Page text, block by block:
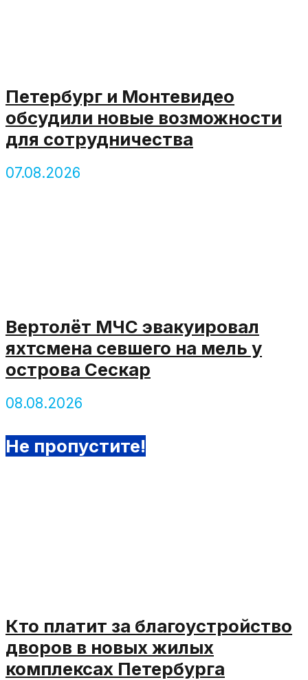
Петербург и Монтевидео
обсудили новые возможности
для сотрудничества
07.08.2026
Вертолёт МЧС эвакуировал
яхтсмена севшего на мель у
острова Сескар
08.08.2026
Не пропустите!
Кто платит за благоустройство
дворов в новых жилых
комплексах Петербурга